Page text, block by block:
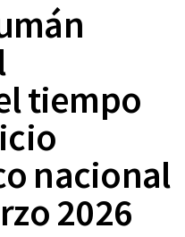
tiempo
nacional
2026